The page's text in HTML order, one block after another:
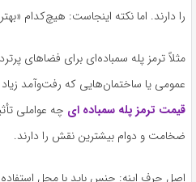
را دارند. اما نکته اینجاست: هیچ‌کدام
مثلاً ترمز پله سمباده‌ای برای فضاهای
عمومی یا ساختمان‌هایی که رفت‌وآمد زیاد
قیمت ترمز پله سمباده ای چه عواملی
ضخامت و دوام بیشترین نقش را دارند.
اصل حرف اینه: جنس باید با محل